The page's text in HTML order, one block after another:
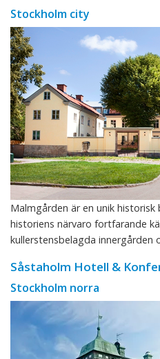
Stockholm city
Malmgården är en unik
historiens närvaro fortfarande
kullerstensbelagda innergården
Såstaholm Hotell &
Stockholm norra